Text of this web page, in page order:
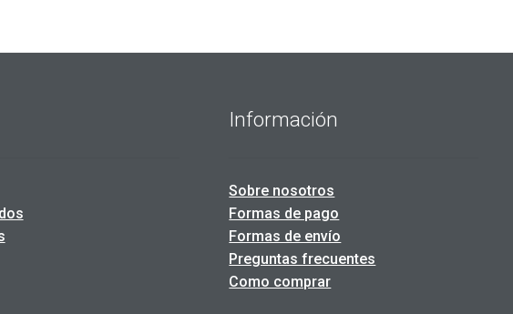
Información
Sobre nosotros
Formas de pago
Formas de envío
Preguntas frecuentes
Como comprar